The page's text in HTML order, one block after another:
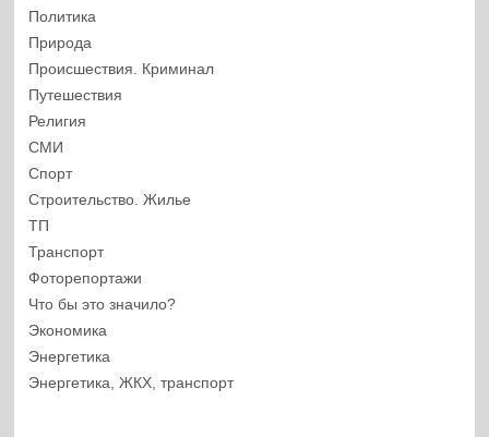
Политика
Природа
Происшествия. Криминал
Путешествия
Религия
СМИ
Спорт
Строительство. Жилье
ТП
Транспорт
Фоторепортажи
Что бы это значило?
Экономика
Энергетика
Энергетика, ЖКХ, транспорт